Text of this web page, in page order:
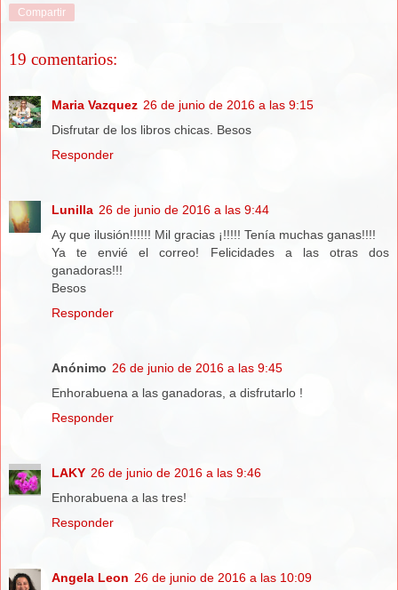
Compartir
19 comentarios:
Maria Vazquez 26 de junio de 2016 a las 9:15
Disfrutar de los libros chicas. Besos
Responder
Lunilla 26 de junio de 2016 a las 9:44
Ay que ilusión!!!!!! Mil gracias ¡!!!!! Tenía muchas ganas!!!!
Ya te envié el correo! Felicidades a las otras dos
ganadoras!!!
Besos
Responder
Anónimo 26 de junio de 2016 a las 9:45
Enhorabuena a las ganadoras, a disfrutarlo !
Responder
LAKY 26 de junio de 2016 a las 9:46
Enhorabuena a las tres!
Responder
Angela Leon 26 de junio de 2016 a las 10:09